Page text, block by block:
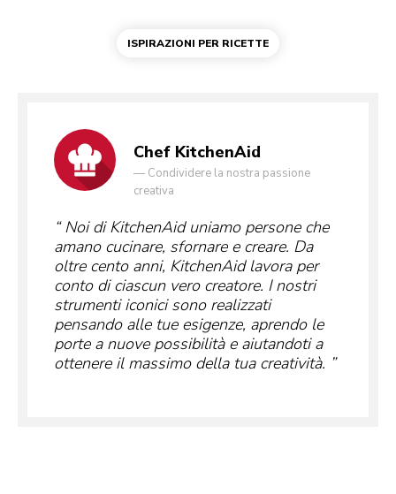
ISPIRAZIONI PER RICETTE
Chef KitchenAid
— Condividere la nostra passione
creativa
Noi di KitchenAid uniamo persone che
amano cucinare, sfornare e creare. Da
oltre cento anni, KitchenAid lavora per
conto di ciascun vero creatore. I nostri
strumenti iconici sono realizzati
pensando alle tue esigenze, aprendo le
porte a nuove possibilità e aiutandoti a
ottenere il massimo della tua creatività.